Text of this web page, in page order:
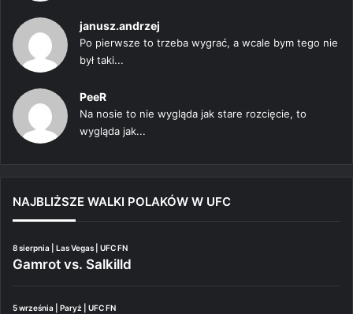
janusz.andrzej
Po pierwsze to trzeba wygrać, a wcale bym tego nie
był taki...
PeeR
Na nosie to nie wygląda jak stare rozcięcie, to
wygląda jak...
NAJBLIŻSZE WALKI POLAKÓW W UFC
8 sierpnia | Las Vegas | UFC FN
Gamrot vs. Salkilld
5 września | Paryż | UFC FN